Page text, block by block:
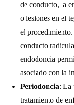
de conducto, la
o lesiones en el
el
conducto
endodoncia
asociado con la
Periodoncia: La
tratamiento de